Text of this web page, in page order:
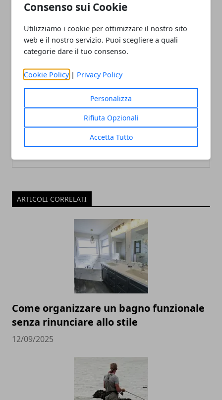
Consenso sui Cookie
Utilizziamo i cookie per ottimizzare il nostro sito
web e il nostro servizio. Puoi scegliere a quali
categorie dare il tuo consenso.
Cookie Policy | Privacy Policy
Personalizza
Rifiuta Opzionali
Accetta Tutto
suggerimenti per
succede a Milano?
Redazione
ARTICOLI CORRELATI
Come organizzare un bagno funzionale
senza rinunciare allo stile
12/09/2025